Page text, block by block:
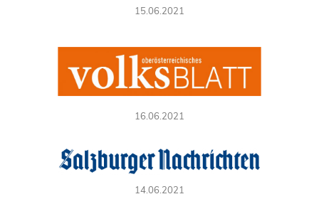
15.06.2021
16.06.2021
14.06.2021